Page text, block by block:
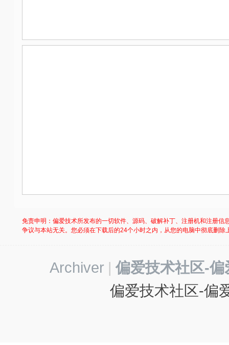
免责申明：偏爱技术所发布的一切软件、源码、破解补丁、注册机和注册
争议与本站无关。您必须在下载后的24个小时之内，从您的电脑中彻底删
Archiver | 偏爱技术社区-
偏爱技术社区-偏